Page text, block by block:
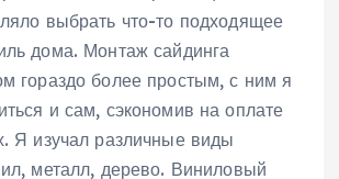
выбрать что-то подходящее
дома. Монтаж сайдинга
гораздо более простым, с ним я
и сам, сэкономив на оплате
Я изучал различные виды
металл, дерево. Виниловый